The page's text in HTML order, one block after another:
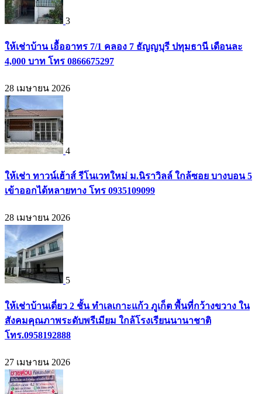
3
ให้เช่าบ้าน เอื้ออาทร 7/1 คลอง 7 ธัญญบุรี ปทุมธานี เดือนละ
4,000 บาท โทร 0866675297
28 เมษายน 2026
4
ให้เช่า ทาวน์เฮ้าส์ รีโนเวทใหม่ ม.นิราวิลล์ ใกล้ซอย บางบอน 5
เข้าออกได้หลายทาง โทร 0935109099
28 เมษายน 2026
5
ให้เช่าบ้านเดี่ยว 2 ชั้น ทำเลเกาะแก้ว ภูเก็ต พื้นที่กว้างขวาง ใน
สังคมคุณภาพระดับพรีเมียม ใกล้โรงเรียนนานาชาติ
โทร.0958192888
27 เมษายน 2026